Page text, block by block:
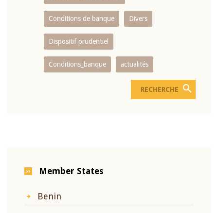
Conditions de banque Divers
Dispositif prudentiel
Conditions_banque actualités
Member States
Benin